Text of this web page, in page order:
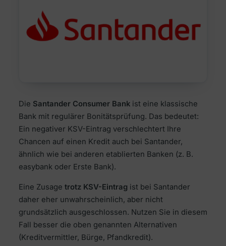
Die Santander Consumer Bankist eine klassische
Bank mit regulärer Bonitätsprüfung. Das bedeutet:
Ein negativer KSV-Eintrag verschlechtert Ihre
Chancen auf einen Kredit auch bei Santander,
ähnlich wie bei anderen etablierten Banken (z. B.
easybank oder Erste Bank).
Eine Zusage trotz KSV-Eintrag ist bei Santander
daher eher unwahrscheinlich, aber nicht
grundsätzlich ausgeschlossen. Nutzen Sie in diesem
Fall besser die oben genannten Alternativen
(Kreditvermittler, Bürge, Pfandkredit).